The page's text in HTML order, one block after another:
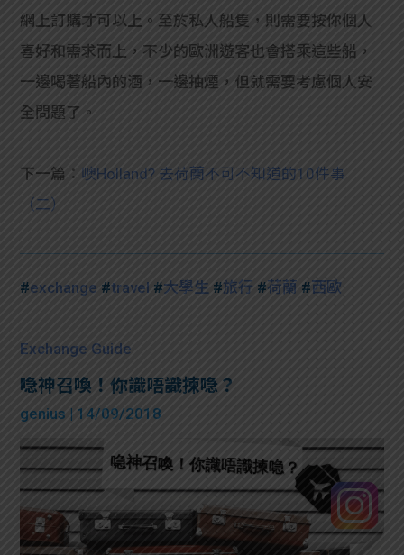
網上訂購才可以上。至於私人船隻，則需要按你個人
喜好和需求而上，不少的歐洲遊客也會搭乘這些船，
一邊喝著船內的酒，一邊抽煙，但就需要考慮個人安
全問題了。
下一篇： 噢Holland? 去荷蘭不可不知道的10件事
（二）
#exchange #travel #大學生 #旅行 #荷蘭 #西歐
Exchange Guide
喼神召喚！你識唔識揀喼？
genius | 14/09/2018